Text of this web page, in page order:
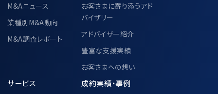
当該個人データの管理責任者
〒104-0028
東京都中央区八重洲二丁目2番1号 東
京ミッドタウン八重洲 八重洲セントラル
タワー 36階
M&Aキャピタルパートナーズ株式会社
代表取締役 中村 悟
M&Aニュース
業種別M&A動向
M&A調査レポート
お客さまに寄り添うアド
バイザリー
アドバイザー紹介
豊富な支援実績
お客さまへの想い
サービス 成約実績・事例